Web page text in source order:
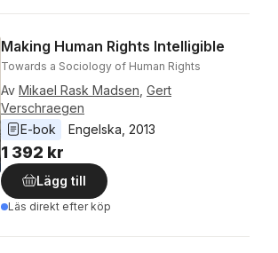
Making Human Rights Intelligible
Towards a Sociology of Human Rights
Av Mikael Rask Madsen Gert
Verschraegen
E-bok
Engelska 2013
1 392 kr
Lägg till
Läs direkt efter köp